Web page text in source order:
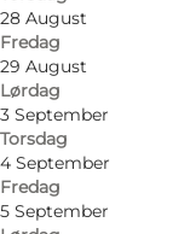
28 August
Fredag
29 August
Lørdag
3 September
Torsdag
4 September
Fredag
5 September
Foto: Jørgen Kulmann
©SALUTE